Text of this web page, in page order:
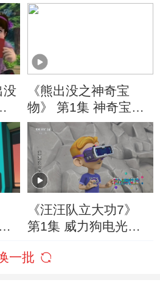
没
《熊出没之神奇宝
物》 第1集 神奇宝物
现世
《汪汪队立大功7》
第1集 威力狗电光出
一批